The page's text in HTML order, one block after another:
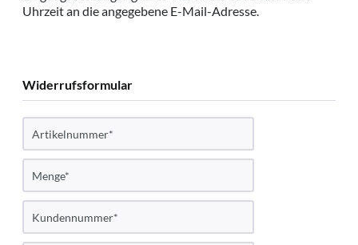
Uhrzeit an die angegebene E-Mail-Adresse.
Widerrufsformular